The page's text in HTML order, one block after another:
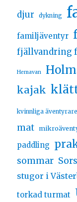
djur dykning
familjäventyr
fjällvandring
Hemavan
kajak
kvinnliga äventyrare
mat
paddling
sommar
stugor i
torkad turmat